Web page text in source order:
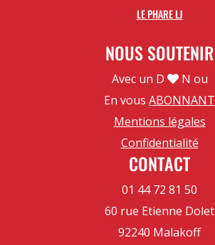
LE PHARE LJ
NOUS SOUTENIR
Avec un D
N ou
En vous ABONNANT
Mentions légales
Confidentialité
CONTACT
01 44 72 81 50
60 rue Etienne Dolet
92240 Malakoff